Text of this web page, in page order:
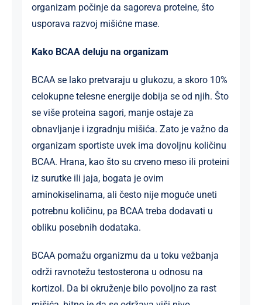
organizam počinje da sagoreva proteine, što
usporava razvoj mišićne mase.
Kako BCAA deluju na organizam
BCAA se lako pretvaraju u glukozu, a skoro 10%
celokupne telesne energije dobija se od njih. Što
se više proteina sagori, manje ostaje za
obnavljanje i izgradnju mišića. Zato je važno da
organizam sportiste uvek ima dovoljnu količinu
BCAA. Hrana, kao što su crveno meso ili proteini
iz surutke ili jaja, bogata je ovim
aminokiselinama, ali često nije moguće uneti
potrebnu količinu, pa BCAA treba dodavati u
obliku posebnih dodataka.
BCAA pomažu organizmu da u toku vežbanja
održi ravnotežu testosterona u odnosu na
kortizol. Da bi okruženje bilo povoljno za rast